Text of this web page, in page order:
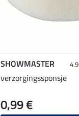
SHOWMASTER 4.9
verzorgingssponsje
0,99 €